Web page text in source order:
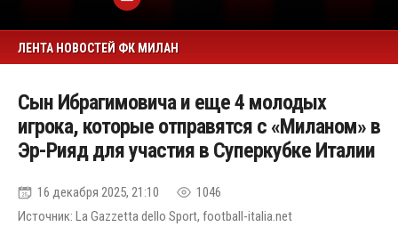
ЛЕНТА НОВОСТЕЙ ФК МИЛАН
Сын Ибрагимовича и еще 4 молодых
игрока, которые отправятся с «Миланом» в
Эр-Рияд для участия в Суперкубке Италии
16 декабря 2025, 21:10
1046
Источник: La Gazzetta dello Sport, football-italia.net